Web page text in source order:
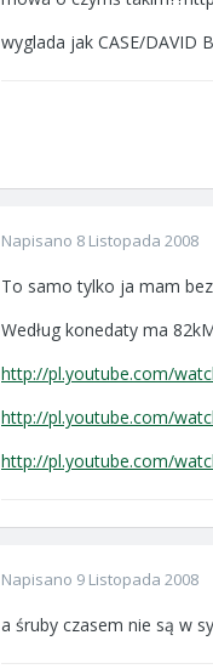
wyglada jak CASE/DAVID
Napisano 8 Listopada 2008
To samo tylko ja mam
Według konedaty ma
http://pl.youtube.com/
http://pl.youtube.com/
http://pl.youtube.com/
Napisano 9 Listopada 2008
a śruby czasem nie są w